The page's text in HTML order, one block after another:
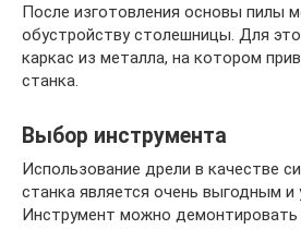
После изготовления основы пилы
обустройству столешницы. Для
каркас из металла, на котором
станка.
Выбор инструмента
Использование дрели в качестве
станка является очень выгодным
Инструмент можно